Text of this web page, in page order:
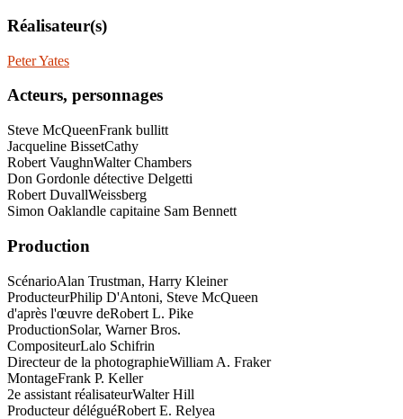
Réalisateur(s)
Peter Yates
Acteurs, personnages
Steve McQueenFrank bullitt
Jacqueline BissetCathy
Robert VaughnWalter Chambers
Don Gordonle détective Delgetti
Robert DuvallWeissberg
Simon Oaklandle capitaine Sam Bennett
Production
ScénarioAlan Trustman, Harry Kleiner
ProducteurPhilip D'Antoni, Steve McQueen
d'après l'œuvre deRobert L. Pike
ProductionSolar, Warner Bros.
CompositeurLalo Schifrin
Directeur de la photographieWilliam A. Fraker
MontageFrank P. Keller
2e assistant réalisateurWalter Hill
Producteur déléguéRobert E. Relyea